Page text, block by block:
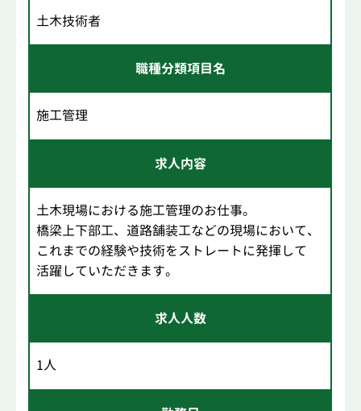
土木技術者
職種分類項目名
施工管理
求人内容
土木現場における施工管理のお仕事。
橋梁上下部工、道路舗装工などの現場において、
これまでの経験や技術をストレートに発揮して
活躍していただきます。
求人人数
1人